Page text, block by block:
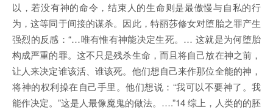
以，若没有神的命令，结束人的生命则是最傲慢与自私的行
为，这等同于间接的谋杀。因此，特丽莎修女对堕胎之罪产生
强烈的反感：“…唯有惟有神能决定生死。… 这就是为何堕胎
构成严重的罪。这不只是残杀生命，而且将自己放在神之前，
让人来决定谁该活、谁该死。他们想自己来作那位全能的神，
将神的权利操在自己手里。他们想说：“我可以不要神了。我
能作决定。”这是人最像魔鬼的做法。….”14 综上，人类的的胚